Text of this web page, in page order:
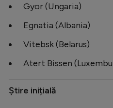
Gyor (Ungaria)
Egnatia (Albania)
Vitebsk (Belarus)
Atert Bissen
Știre inițială